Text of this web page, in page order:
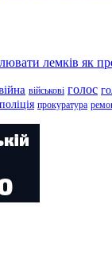
лемків як
військові голос
поліція прокуратура